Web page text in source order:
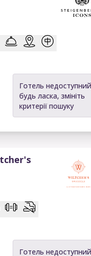
Готель
будь ласка, змініть
критерії пошуку
Готель